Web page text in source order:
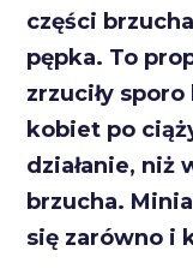
części
pępka. To
zrzuciły
kobiet po
działanie, niż
brzucha.
się zarówno i